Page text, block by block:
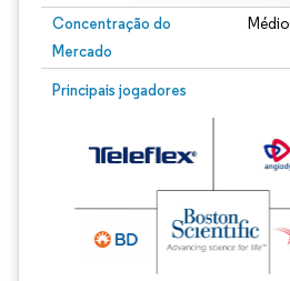
Concentração do
Mercado
Médio
Principais jogadores